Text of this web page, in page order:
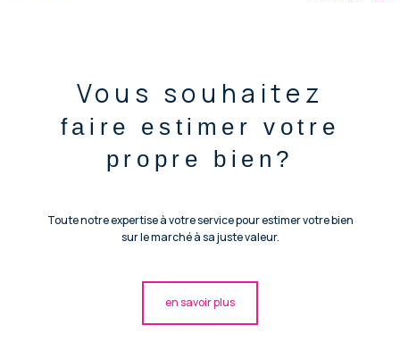
Vous souhaitez
faire estimer votre
propre bien?
Toute notre expertise à votre service pour estimer votre bien
sur le marché à sa juste valeur.
en savoir plus